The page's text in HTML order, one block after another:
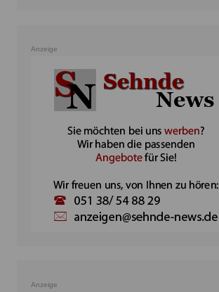
Anzeige
Anzeige